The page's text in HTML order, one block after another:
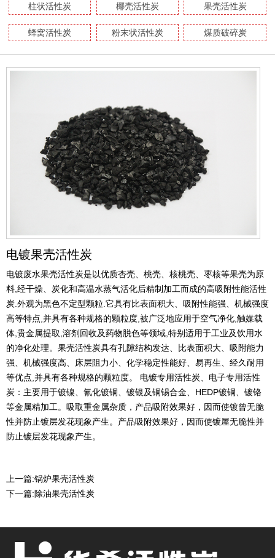
柱状活性炭 椰壳活性炭 果壳活性炭
蜂窝活性炭 粉末状活性炭 煤质破碎炭
电镀果壳活性炭
电镀废水果壳活性炭是以优质杏壳、桃壳、核桃壳、枣核等果壳为原
料,经干燥、炭化和高温水蒸气活化后精制加工而成的高吸附性能活性
炭.外观为黑色不定型颗粒.它具有比表面积大、吸附性能强、机械强度
高等特点,并具有各种规格的颗粒度,被广泛地应用于空气净化,触媒载
体,贵金属提取,溶剂回收及药物脱色等领域,特别适用于工业及饮用水
的净化处理。果壳活性炭具有孔隙结构发达、比表面积大、吸附能力
强、机械强度高、床层阻力小、化学稳定性能好、易再生、经久耐用
等优点,并具有各种规格的颗粒度。 电镀专用活性炭、电子专用活性
炭：主要用于镀镍、氰化镀铜、镀银及铜锡合金、HEDP镀铜、镀铬
等金属精加工。吸取重金属杂质，产品吸附效果好，因而使镀曾无脆
性并防止镀层发花现象产生。产品吸附效果好，因而使镀屋无脆性并
防止镀层发花现象产生。
上一篇:锅炉果壳活性炭
下一篇:除油果壳活性炭